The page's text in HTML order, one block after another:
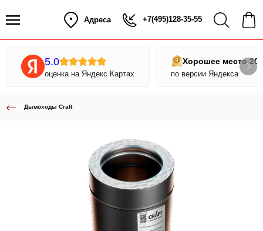
Адреса +7(495)128-35-55
5.0
оценка на Яндекс Картах
Хорошее место
по версии Яндекса
Дымоходы Craft